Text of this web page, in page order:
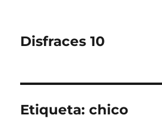
Disfraces 10
Etiqueta:chico